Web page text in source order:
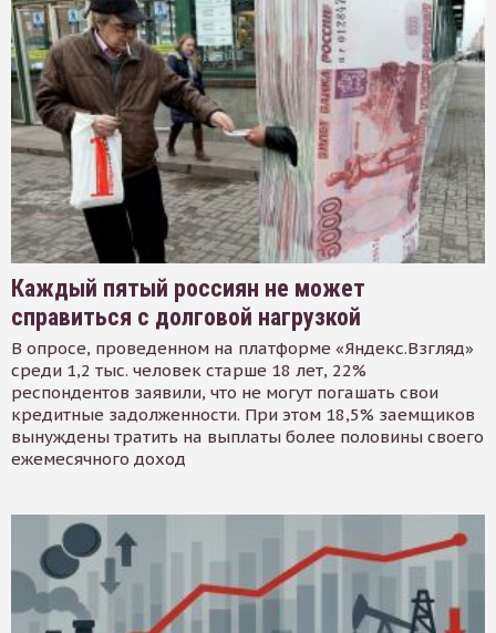
Каждый пятый россиян не может
справиться с долговой нагрузкой
В опросе, проведенном на платформе «Яндекс.Взгляд»
среди 1,2 тыс. человек старше 18 лет, 22%
респондентов заявили, что не могут погашать свои
кредитные задолженности. При этом 18,5% заемщиков
вынуждены тратить на выплаты более половины своего
ежемесячного доход